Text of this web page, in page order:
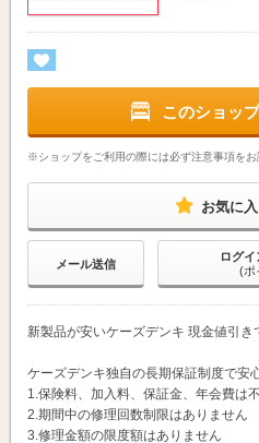
このショッ
※ショップをご利用の際には必ず注意事項をお
お気に
メール送信
ログ
(ポ
新製品が安いケーズデンキ 現金値引き
ケーズデンキ独自の長期保証制度で安
1.保険料、加入料、保証金、年会費は
2.期間中の修理回数制限はありません
3.修理金額の限度額はありません